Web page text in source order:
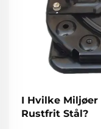
I Hvilke
Rustfrit Stål?